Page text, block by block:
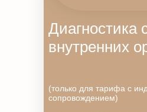
(только для тарифа с
сопровождением)
Диагностика
внутренних